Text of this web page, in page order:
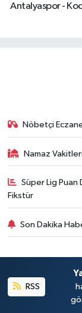
Antalyaspor -
Nöbetçi
Namaz
Süper Lig Puan
Fikstür
Son Dakika
RSS